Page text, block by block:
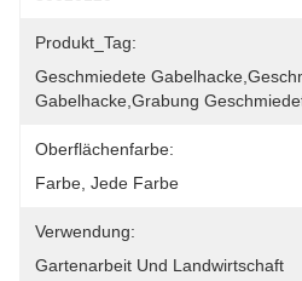
Produkt_Tag:
Geschmiedete
Gabelhacke,Grabung
Oberflächenfarbe:
Farbe, Jede Farbe
Verwendung:
Gartenarbeit Und Landwirtschaft